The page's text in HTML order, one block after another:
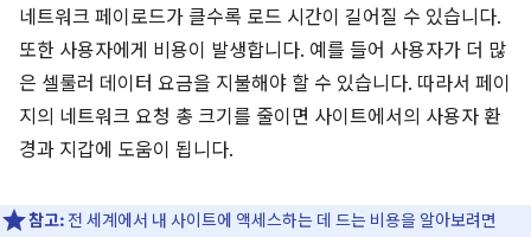
네트워크 페이로드가 클수록 로드 시간이 길어질 수 있습니다.
또한 사용자에게 비용이 발생합니다. 예를 들어 사용자가 더 많
은 셀룰러 데이터 요금을 지불해야 할 수 있습니다. 따라서 페이
지의 네트워크 요청 총 크기를 줄이면 사이트에서의 사용자 환
경과 지갑에 도움이 됩니다.
참고: 전 세계에서 내 사이트에 액세스하는 데 드는 비용을 알아보려면